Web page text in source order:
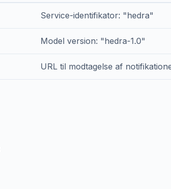
Service-identifikator: "hedra"
Model version: "hedra-1.0"
URL til modtagelse af